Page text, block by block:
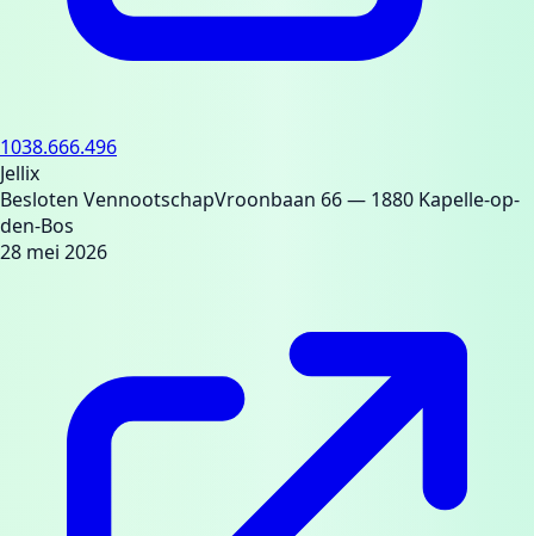
1038.666.496
Jellix
Besloten VennootschapVroonbaan 66— 1880 Kapelle-op-
den-Bos
28 mei 2026